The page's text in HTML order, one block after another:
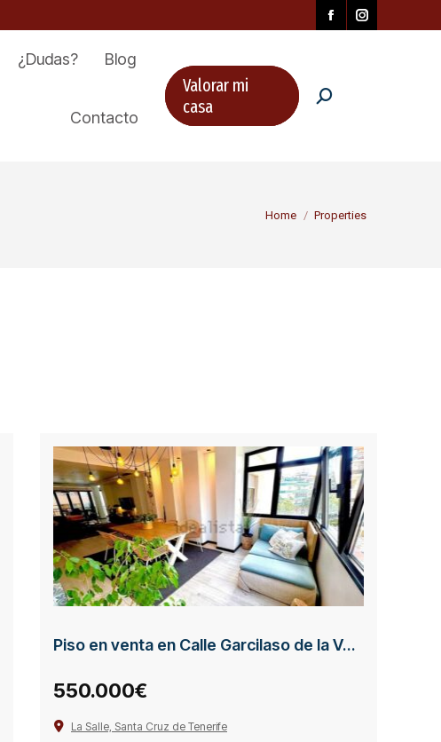
¿Dudas? Blog
Contacto
Valorar mi
casa
Search:
Buscar
You are here:
Home Properties
Piso en venta en Calle Garcilaso de la Vega
550.000€
La Salle, Santa Cruz de Tenerife